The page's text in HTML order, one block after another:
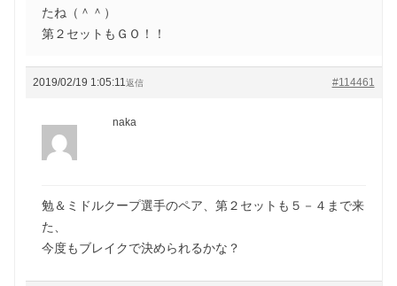
たね（＾＾）
第２セットもＧＯ！！
2019/02/19 1:05:11 #114461
返信
naka
勉＆ミドルクープ選手のペア、第２セットも５－４まで来
た、
今度もブレイクで決められるかな？